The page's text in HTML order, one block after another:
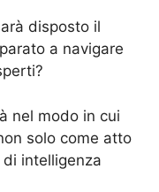
disposto il
a navigare
nel modo in cui
solo come atto
intelligenza